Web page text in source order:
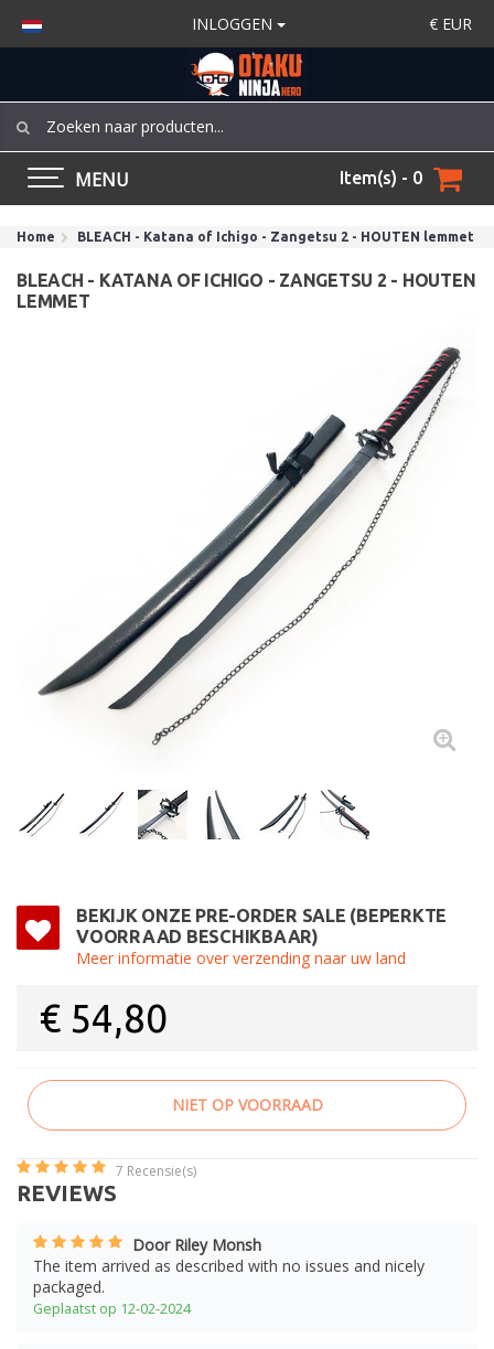
INLOGGEN € EUR
MENU Item(s) - 0
Home BLEACH - Katana of Ichigo - Zangetsu 2 - HOUTEN lemmet
BLEACH - KATANA OF ICHIGO - ZANGETSU 2 - HOUTEN
LEMMET
BEKIJK ONZE PRE-ORDER SALE (BEPERKTE
VOORRAAD BESCHIKBAAR)
Meer informatie over verzending naar uw land
€ 54,80
NIET OP VOORRAAD
7 Recensie(s)
REVIEWS
Door Riley Monsh
The item arrived as described with no issues and nicely
packaged.
Geplaatst op 12-02-2024